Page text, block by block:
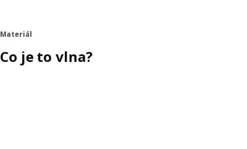
Materiál
Co je to vlna?